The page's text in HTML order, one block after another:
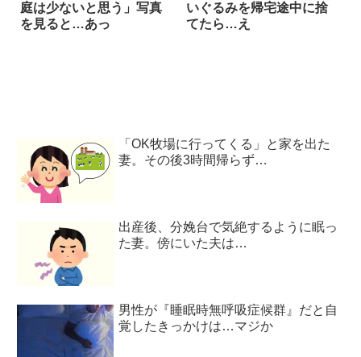
庭は少ないと思う」写真
を見ると…あっ
いぐるみを帰宅途中に捨
てたら…え
「OK牧場に行ってくる」と家を出た
妻。その後3時間帰らず…
出産後、分娩台で気絶するように眠っ
た妻。傍にいた夫は…
男性が『睡眠時無呼吸症候群』だと自
覚したきっかけは…マジか